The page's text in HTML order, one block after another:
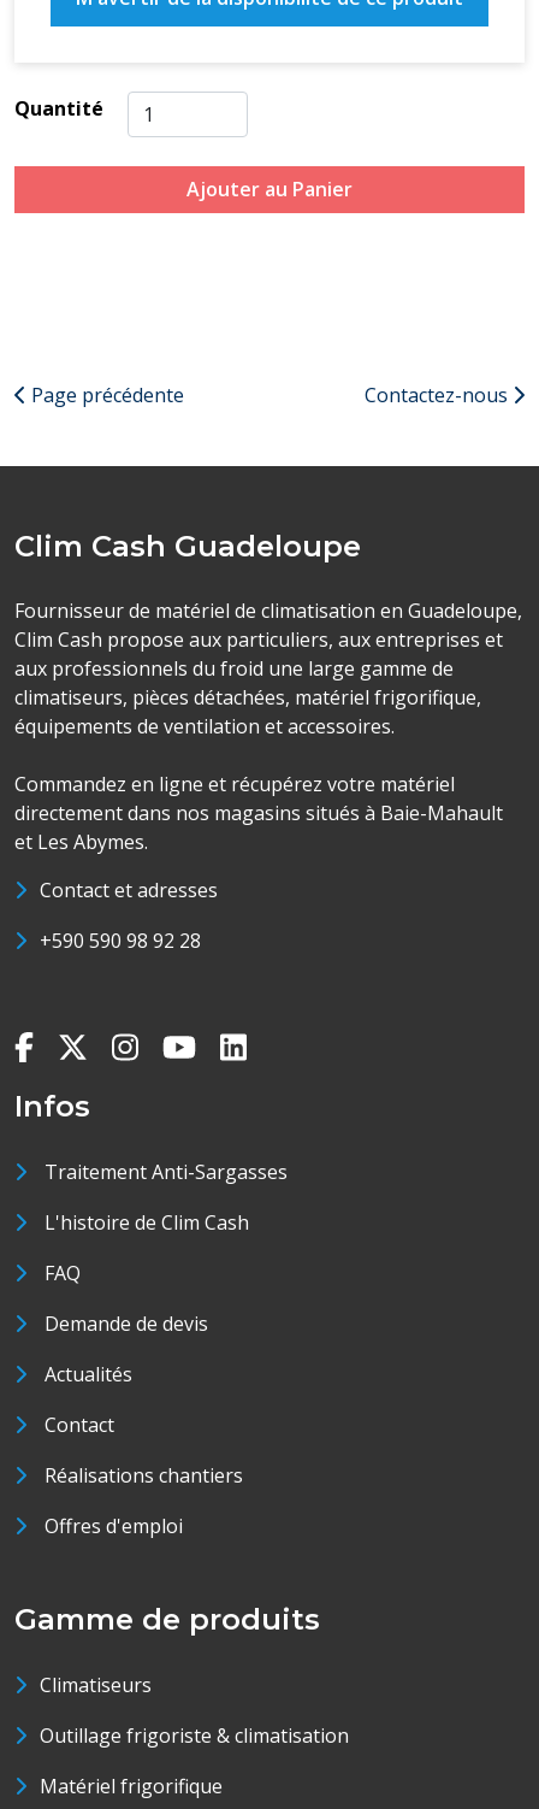
Quantité
Ajouter au Panier
Page précédente Contactez-nous
Clim Cash Guadeloupe
Fournisseur de matériel de climatisation en Guadeloupe,
Clim Cash propose aux particuliers, aux entreprises et
aux professionnels du froid une large gamme de
climatiseurs, pièces détachées, matériel frigorifique,
équipements de ventilation et accessoires.
Commandez en ligne et récupérez votre matériel
directement dans nos magasins situés à Baie-Mahault
et Les Abymes.
Contact et adresses
+590 590 98 92 28
Infos
Traitement Anti-Sargasses
L'histoire de Clim Cash
FAQ
Demande de devis
Actualités
Contact
Réalisations chantiers
Offres d'emploi
Gamme de produits
Climatiseurs
Outillage frigoriste & climatisation
Matériel frigorifique